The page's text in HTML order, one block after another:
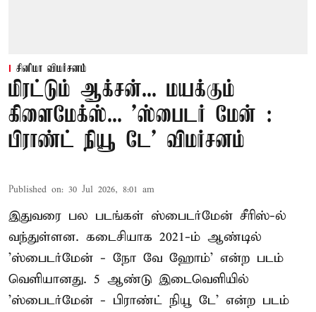
சினிமா விமர்சனம்
மிரட்டும் ஆக்சன்... மயக்கும்
கிளைமேக்ஸ்... 'ஸ்பைடர் மேன் :
பிராண்ட் நியூ டே' விமர்சனம்
Published on: 30 Jul 2026, 8:01 am
இதுவரை பல படங்கள் ஸ்பைடர்மேன் சீரிஸ்-ல்
வந்துள்ளன. கடைசியாக 2021-ம் ஆண்டில்
'ஸ்பைடர்மேன் - நோ வே ஹோம்' என்ற படம்
வெளியானது. 5 ஆண்டு இடைவெளியில்
'ஸ்பைடர்மேன் - பிராண்ட் நியூ டே' என்ற படம்